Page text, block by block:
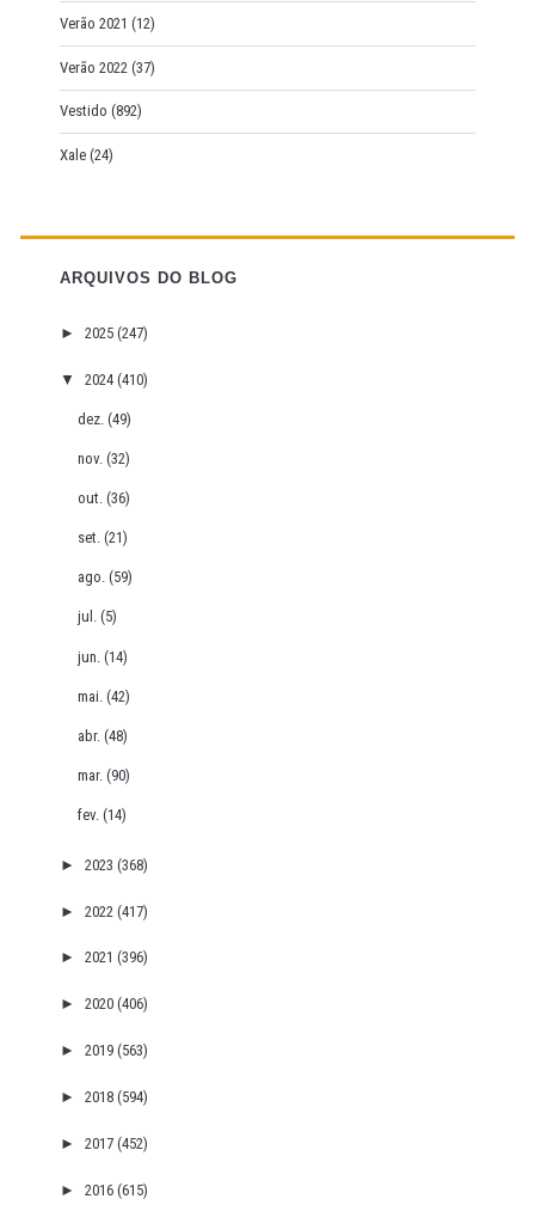
Verão 2021 (12)
Verão 2022 (37)
Vestido (892)
Xale (24)
ARQUIVOS DO BLOG
► 2025 (247)
▼ 2024 (410)
dez.(49)
nov.(32)
out.(36)
set.(21)
ago.(59)
jul.(5)
jun.(14)
mai.(42)
abr.(48)
mar.(90)
fev.(14)
► 2023 (368)
► 2022 (417)
► 2021 (396)
► 2020 (406)
► 2019 (563)
► 2018 (594)
► 2017 (452)
► 2016 (615)